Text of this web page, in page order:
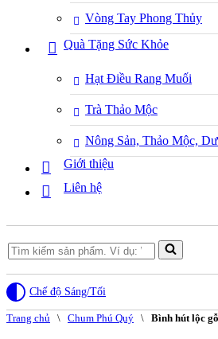
Vòng Tay Phong Thủy
Quà Tặng Sức Khỏe
Hạt Điều Rang Muối
Trà Thảo Mộc
Nông Sản, Thảo Mộc,
Giới thiệu
Liên hệ
Search
for...
Chế độ Sáng/Tối
Trang chủ \ Chum Phú Quý \ Bình hút lộc